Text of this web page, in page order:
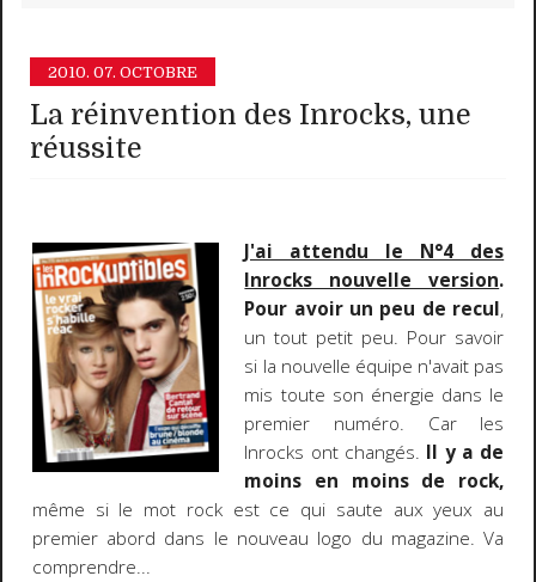
2010. 07. OCTOBRE
La réinvention des Inrocks, une
réussite
J'ai attendu le N°4 des
Inrocks nouvelle version.
Pour avoir un peu de recul,
un tout petit peu. Pour savoir
si la nouvelle équipe n'avait pas
mis toute son énergie dans le
premier numéro. Car les
Inrocks ont changés. Il y a de
moins en moins de rock,
même si le mot rock est ce qui saute aux yeux au
premier abord dans le nouveau logo du magazine. Va
comprendre...